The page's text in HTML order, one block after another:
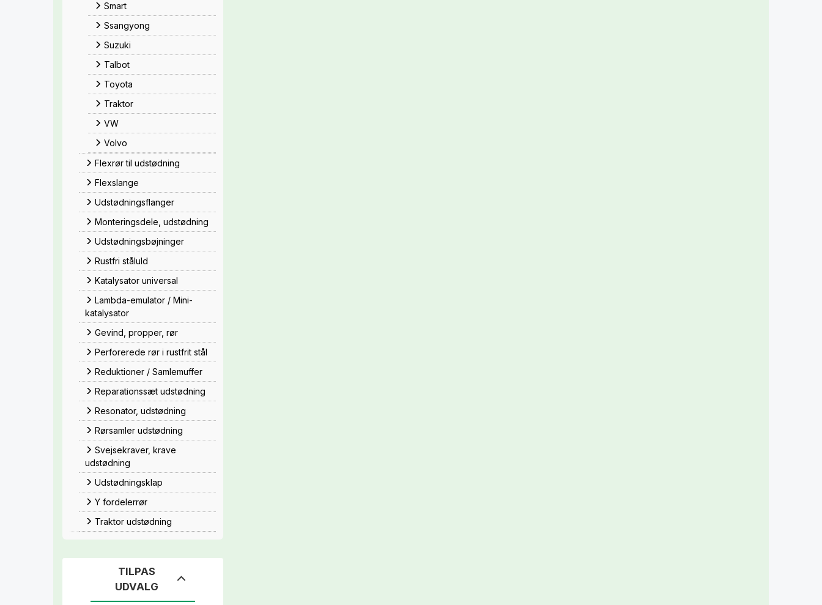
Smart
Ssangyong
Suzuki
Talbot
Toyota
Traktor
VW
Volvo
Flexrør til udstødning
Flexslange
Udstødningsflanger
Monteringsdele, udstødning
Udstødningsbøjninger
Rustfri ståluld
Katalysator universal
Lambda-emulator / Mini-
katalysator
Gevind, propper, rør
Perforerede rør i rustfrit stål
Reduktioner / Samlemuffer
Reparationssæt udstødning
Resonator, udstødning
Rørsamler udstødning
Svejsekraver, krave
udstødning
Udstødningsklap
Y fordelerrør
Traktor udstødning
TILPAS
UDVALG